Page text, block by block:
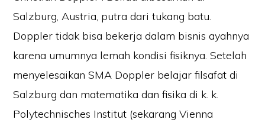
Salzburg, Austria, putra dari tukang batu.
Doppler tidak bisa bekerja dalam bisnis ayahnya
karena umumnya lemah kondisi fisiknya. Setelah
menyelesaikan SMA Doppler belajar filsafat di
Salzburg dan matematika dan fisika di k. k.
Polytechnisches Institut (sekarang Vienna